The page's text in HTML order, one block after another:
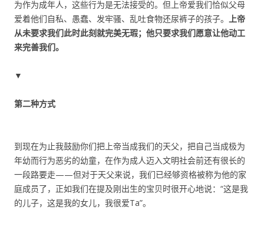
为作为成年人，这些行为是无法接受的。但上帝爱我们恰似父母
爱着他们自私、愚蠢、发牢骚、乱吐食物还尿裤子的孩子。 上帝
从未要求我们此时此刻就完美无瑕；他只要求我们愿意让他动工
来完善我们。
▼
第二种方式
到现在为止我鼓励你们把上帝当成我们的天父，把自己当成极为
年幼而行为恶劣的幼童，在作为成人迈入文明社会前还有很长的
一段路要走——但对于天父来说，我们已经够资格被称为他的家
庭成员了，正如我们在提及刚出生的宝贝时很开心地说：“这是我
的儿子，这是我的女儿，我很爱Ta”。